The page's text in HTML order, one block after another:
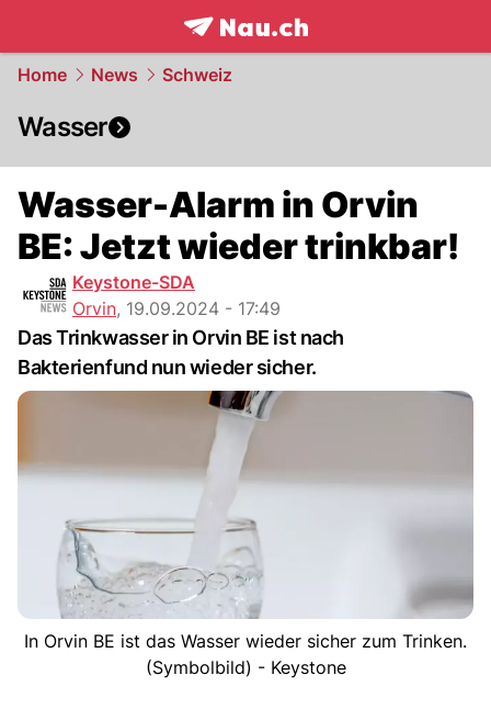
frontpage.NAU.ch
Home News Schweiz
Wasser
Wasser-Alarm in Orvin
BE: Jetzt wieder trinkbar!
Keystone-SDA
Orvin, 19.09.2024 - 17:49
Das Trinkwasser in Orvin BE ist nach
Bakterienfund nun wieder sicher.
In Orvin BE ist das Wasser wieder sicher zum Trinken.
(Symbolbild) - Keystone